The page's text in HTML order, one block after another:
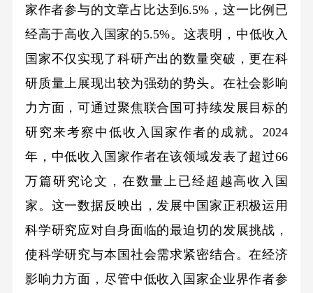
家作者参与的文章占比达到6.5%，这一比例已
经高于高收入国家的5.5%。这表明，中低收入
国家不仅实现了科研产出的数量突破，更在科
研质量上展现出较为强劲的势头。在社会影响
力方面，可通过聚焦联合国可持续发展目标的
研究来考察中低收入国家作者的成就。2024
年，中低收入国家作者在该领域发表了超过66
万篇研究论文，在数量上已经超越高收入国
家。这一数据反映出，发展中国家正积极运用
科学研究应对自身面临的最迫切的发展挑战，
使科学研究与本国社会需求紧密结合。在经济
影响力方面，尽管中低收入国家企业界作者参